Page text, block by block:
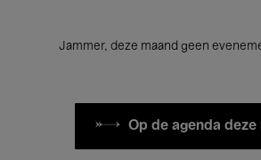
Jammer, deze maand geen
Op de agenda deze